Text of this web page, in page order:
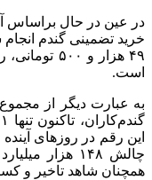
خرید تضمینی گندم
است.
این رقم در روزهای
چالش ۱۴۸
همچنان شاهد تاخیر و